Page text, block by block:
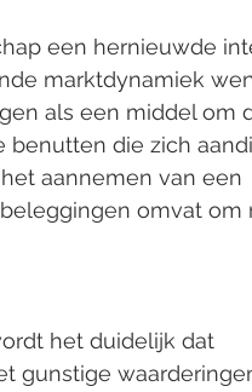
een hernieuwde
marktdynamiek
als een middel om
die zich
aannemen van een
omvat om
het duidelijk dat
gunstige